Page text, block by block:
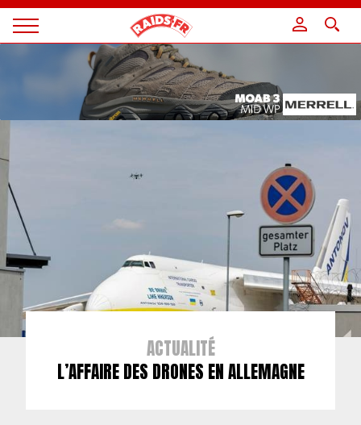
Magazine
ACTUALITÉ
L’AFFAIRE DES DRONES EN ALLEMAGNE
Panneau de gestion des cookies